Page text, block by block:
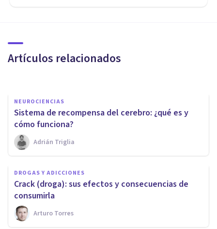
Artículos relacionados
Nicotina: qué es,
nuestro organismo
NEUROCIENCIAS
Sistema de recompensa del cerebro: ¿qué es y
cómo funciona?
Adrián Triglia
DROGAS Y ADICCIONES
Crack (droga): sus efectos y consecuencias de
consumirla
Arturo Torres
DROGAS Y ADICCIONES
"GHB": la droga que usan los
violadores para neutralizar a
sus víctimas
Jonathan García-Allen